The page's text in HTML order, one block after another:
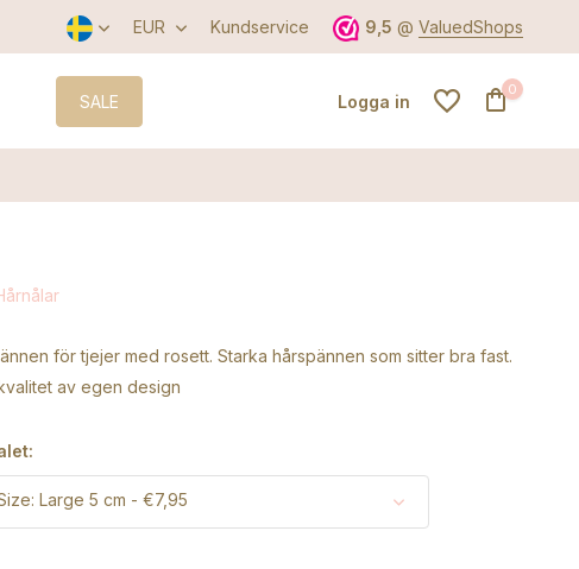
EUR Kundservice 9,5 @ ValuedShops
SALE Logga in
0
för tjejer med rosett. Starka hårspännen som sitter bra fast.
av egen design
Large 5 cm - €7,95